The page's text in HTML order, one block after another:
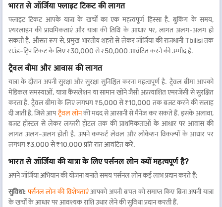
भारत से जॉर्जिया फ्लाइट टिकट की लागत
फ्लाइट टिकट आपके यात्रा के खर्चों का एक महत्वपूर्ण हिस्सा है. बुकिंग के समय,
एयरलाइन की प्राथमिकताएं और यात्रा की तिथि के आधार पर, लागत अलग-अलग हो
सकती है. औसत रूप से, प्रमुख भारतीय शहरों से लेकर जॉर्जिया की राजधानी Tbilisi तक
राउंड-ट्रिप टिकट के लिए ₹30,000 से ₹50,000 आवंटित करने की उम्मीद है.
ट्रैवल बीमा और आवास की लागत
यात्रा के दौरान अपनी सुरक्षा और सुरक्षा सुनिश्चित करना महत्वपूर्ण है. ट्रैवल बीमा आपको
मेडिकल समस्याओं, यात्रा कैंसलेशन या सामान खोने जैसी अप्रत्याशित एमरजेंसी से सुरक्षित
करता है. ट्रैवल बीमा के लिए लगभग ₹5,000 से ₹10,000 तक बजट करने की सलाह
दी जाती है, जिसे आपट्रैवल लोनकी मदद से आसानी से मैनेज कर सकते हैं. इसके अलावा,
बजट हॉस्टल से लेकर लग्जरी होटल तक की प्राथमिकताओं के आधार पर आवास की
लागत अलग-अलग होती है. अपने कम्फर्ट लेवल और लोकेशन विकल्पों के आधार पर
लगभग ₹3,000 से ₹10,000 प्रति रात आवंटित करें.
भारत से जॉर्जिया की यात्रा के लिए पर्सनल लोन क्यों महत्वपूर्ण है?
अपने जॉर्जिया अभियान की योजना बनाते समय पर्सनल लोन कई लाभ प्रदान करते हैं:
सुविधा: पर्सनल लोन की विशेषताएंआपको अपनी बचत को समाप्त किए बिना अपनी यात्रा
के खर्चों के आधार पर आवश्यक राशि उधार लेने की सुविधा प्रदान करती हैं.